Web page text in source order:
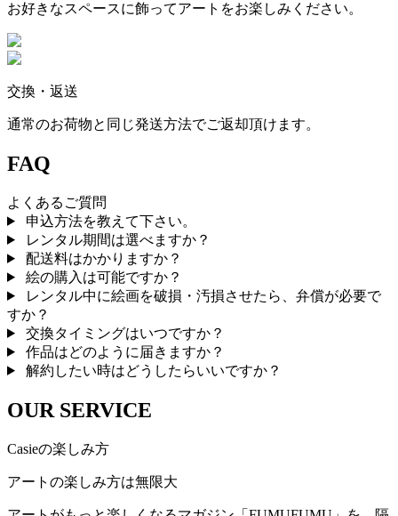
お好きなスペースに飾ってアートをお楽しみください。
交換・返送
通常のお荷物と同じ発送方法でご返却頂けます。
FAQ
よくあるご質問
申込方法を教えて下さい。
レンタル期間は選べますか？
配送料はかかりますか？
絵の購入は可能ですか？
レンタル中に絵画を破損・汚損させたら、弁償が必要で
すか？
交換タイミングはいつですか？
作品はどのように届きますか？
解約したい時はどうしたらいいですか？
OUR SERVICE
Casieの楽しみ方
アートの楽しみ方は無限大